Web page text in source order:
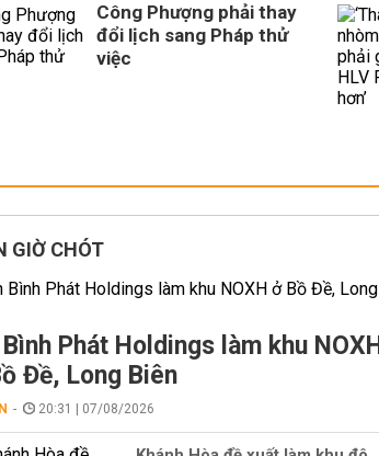
Công Phượng phải thay
đổi lịch sang Pháp thử
việc
GIỜ CHÓT
Phát Holdings làm khu NOXH
Đề, Long Biên
20:31 | 07/08/2026